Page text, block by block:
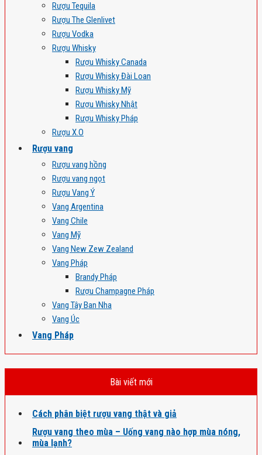
Rượu Tequila
Rượu The Glenlivet
Rượu Vodka
Rượu Whisky
Rượu Whisky Canada
Rượu Whisky Đài Loan
Rượu Whisky Mỹ
Rượu Whisky Nhật
Rượu Whisky Pháp
Rượu X.O
Rượu vang
Rượu vang hồng
Rượu vang ngọt
Rượu Vang Ý
Vang Argentina
Vang Chile
Vang Mỹ
Vang New Zew Zealand
Vang Pháp
Brandy Pháp
Rượu Champagne Pháp
Vang Tây Ban Nha
Vang Úc
Vang Pháp
Bài viết mới
Cách phân biệt rượu vang thật và giả
Rượu vang theo mùa – Uống vang nào hợp mùa nóng,
mùa lạnh?